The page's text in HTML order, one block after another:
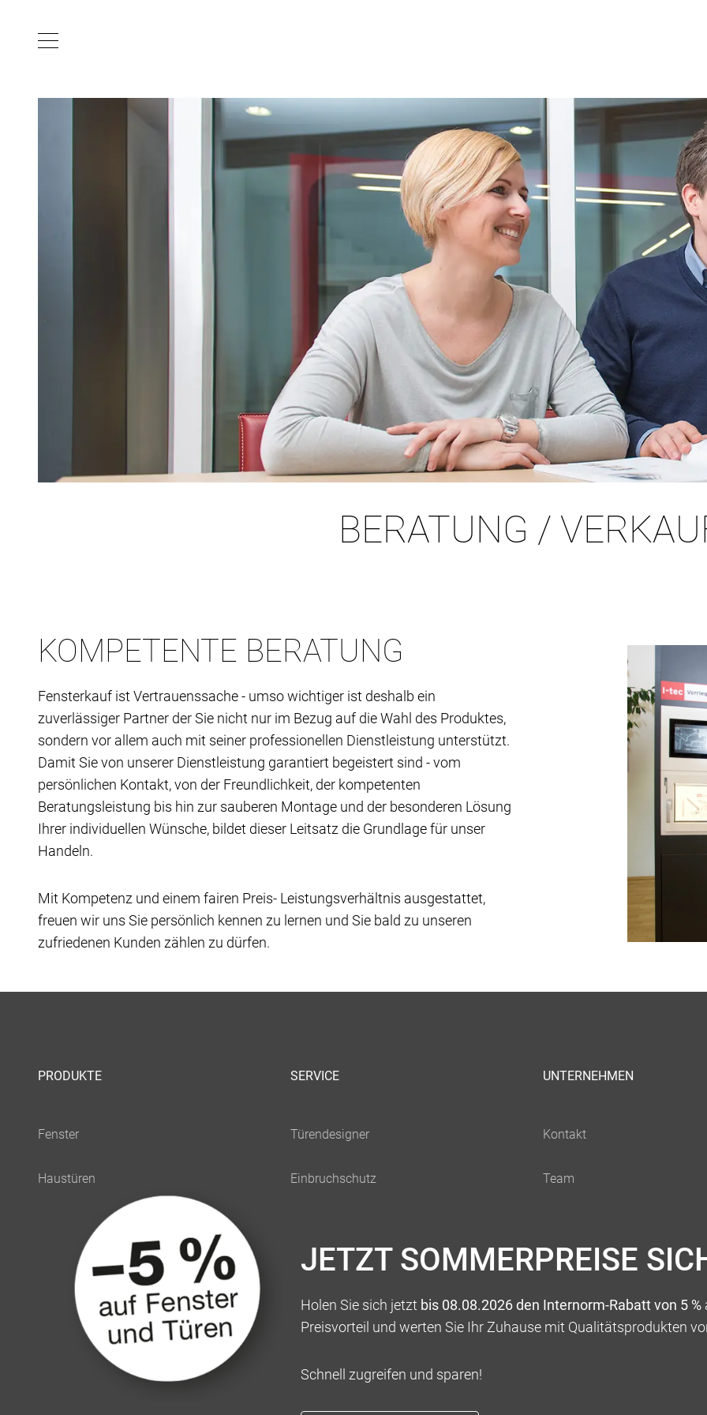
BERATUNG /
KOMPETENTE BERATUNG
Fensterkauf ist Vertrauenssache - umso wichtiger ist deshalb ein
zuverlässiger Partner der Sie nicht nur im Bezug auf die Wahl des Produktes,
sondern vor allem auch mit seiner professionellen Dienstleistung unterstützt.
Damit Sie von unserer Dienstleistung garantiert begeistert sind - vom
persönlichen Kontakt, von der Freundlichkeit, der kompetenten
Beratungsleistung bis hin zur sauberen Montage und der besonderen Lösung
Ihrer individuellen Wünsche, bildet dieser Leitsatz die Grundlage für unser
Handeln.
Mit Kompetenz und einem fairen Preis- Leistungsverhältnis ausgestattet,
freuen wir uns Sie persönlich kennen zu lernen und Sie bald zu unseren
zufriedenen Kunden zählen zu dürfen.
PRODUKTE SERVICE UNTERNEHMEN
JETZT SOMMERPREISE
Holen Sie sich jetzt bis 08.08.2026 den Internorm-Rabatt von 5 %
Preisvorteil und werten Sie Ihr Zuhause mit Qualitätsprodukten
Schnell zugreifen und sparen!